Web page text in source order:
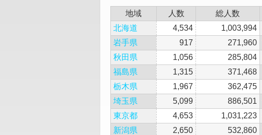
地域 人数 総人数
北海道
4,534 1,003,994
岩手県
917 271,960
秋田県
1,056 285,804
福島県
1,315 371,468
栃木県
1,967 362,475
埼玉県
5,099 886,501
東京都
4,653 1,031,223
新潟県
2,650 532,860